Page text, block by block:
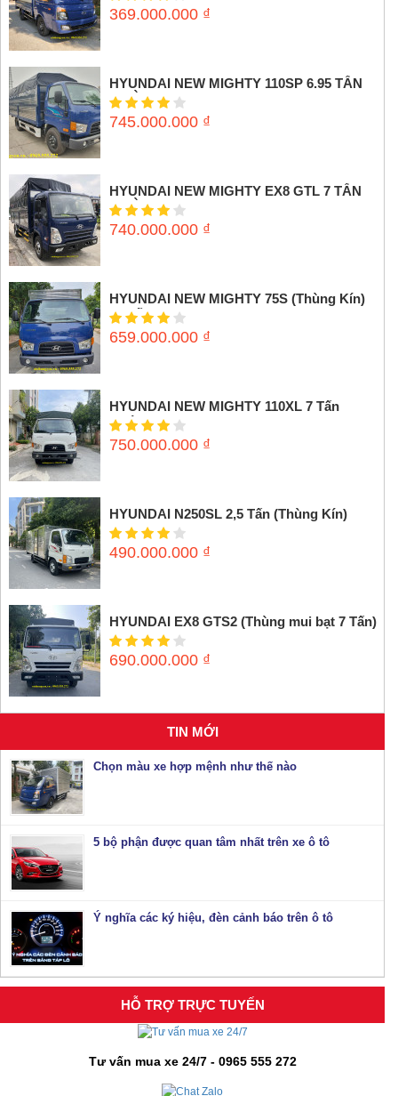
369.000.000 ₫
HYUNDAI NEW MIGHTY 110SP 6.95 TẤN
(THÙNG MUI BẠT)
745.000.000 ₫
HYUNDAI NEW MIGHTY EX8 GTL 7 TẤN
(THÙNG MUI BẠT)
740.000.000 ₫
HYUNDAI NEW MIGHTY 75S (Thùng Kín)
3,5 tấn
659.000.000 ₫
HYUNDAI NEW MIGHTY 110XL 7 Tấn
(Thùng mui bạt)
750.000.000 ₫
HYUNDAI N250SL 2,5 Tấn (Thùng Kín)
490.000.000 ₫
HYUNDAI EX8 GTS2 (Thùng mui bạt 7 Tấn)
690.000.000 ₫
TIN MỚI
Chọn màu xe hợp mệnh như thế nào
5 bộ phận được quan tâm nhất trên xe ô tô
Ý nghĩa các ký hiệu, đèn cảnh báo trên ô tô
HỖ TRỢ TRỰC TUYẾN
Tư vấn mua xe 24/7 - 0965 555 272